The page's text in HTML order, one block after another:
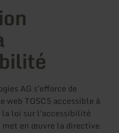
AG s'efforce de
web TOSC5 accessible à
loi sur l'accessibilité
met en œuvre la directive